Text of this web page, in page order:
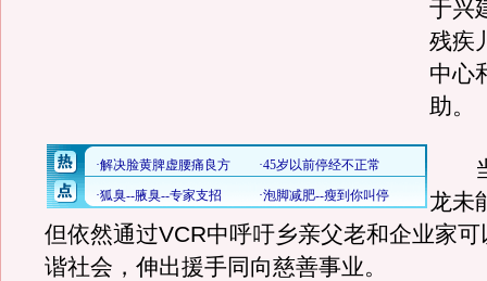
于兴
残疾
中心
助。
当
龙未
但依然通过VCR中呼吁乡亲父老和企业家
谐社会，伸出援手同向慈善事业。